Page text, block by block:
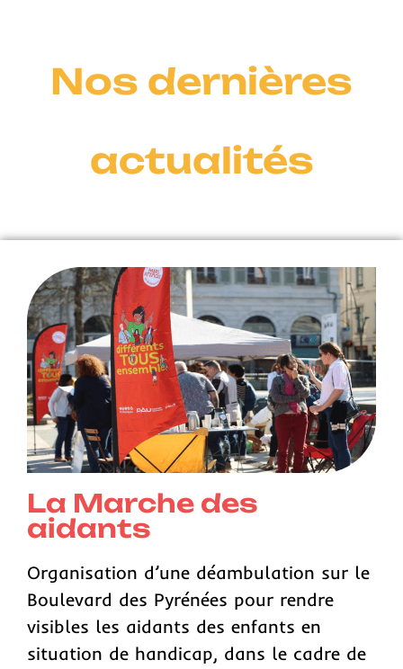
Nos dernières
actualités
La Marche des
aidants
Organisation d’une déambulation sur le
Boulevard des Pyrénées pour rendre
visibles les aidants des enfants en
situation de handicap, dans le cadre de